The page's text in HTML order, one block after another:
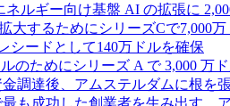
ルギー向け基盤 AI の拡張に
大するためにシリーズCで7,000
シードとして140万ドルを確保
のためにシリーズ A で 3,000 万
調達後、アムステルダムに根を
も成功した創業者を生み出す、